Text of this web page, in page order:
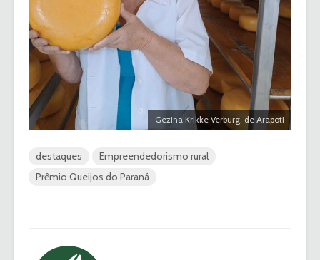
Gezina Krikke Verburg, de Arapoti
destaques
Empreendedorismo rural
Prêmio Queijos do Paraná